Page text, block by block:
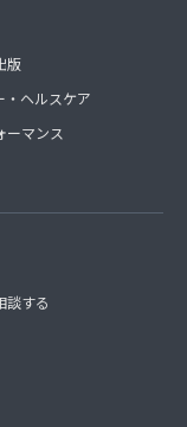
版
・ヘルスケア
ーマンス
談する